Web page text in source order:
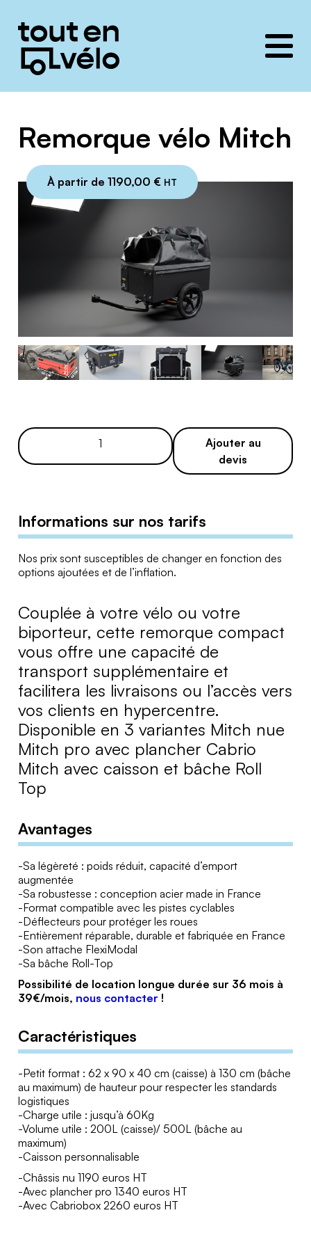
Toutenvélo
solutions
Remorque vélo Mitch
À partir de 1190,00 € HT
i
t
é
d
R
m
o
r
q
u
e
v
é
l
o
i
t
h
Ajouter au
devis
Informations sur nos tarifs
Nos prix sont susceptibles de changer en fonction des
options ajoutées et de l’inflation.
Couplée à votre vélo ou votre
biporteur, cette remorque compact
vous offre une capacité de
transport supplémentaire et
facilitera les livraisons ou l’accès vers
vos clients en hypercentre.
Disponible en 3 variantes Mitch nue
Mitch pro avec plancher Cabrio
Mitch avec caisson et bâche Roll
Top
Avantages
-Sa légèreté : poids réduit, capacité d’emport
augmentée
-Sa robustesse : conception acier made in France
-Format compatible avec les pistes cyclables
-Déflecteurs pour protéger les roues
-Entièrement réparable, durable et fabriquée en France
-Son attache FlexiModal
-Sa bâche Roll-Top
Possibilité de location longue durée sur 36 mois à
39€/mois, nous contacter !
Caractéristiques
-Petit format : 62 x 90 x 40 cm (caisse) à 130 cm (bâche
au maximum) de hauteur pour respecter les standards
logistiques
-Charge utile : jusqu’à 60Kg
-Volume utile : 200L (caisse)/ 500L (bâche au
maximum)
-Caisson personnalisable
-Châssis nu 1190 euros HT
-Avec plancher pro 1340 euros HT
-Avec Cabriobox 2260 euros HT